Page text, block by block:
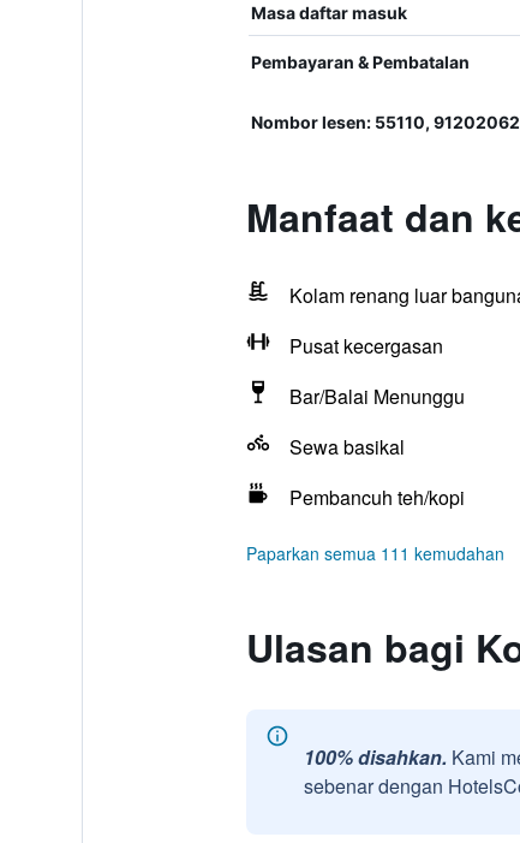
Masa daftar masuk
Pembayaran & Pembatalan
Nombor lesen: 55110,
Manfaat dan
Kolam renang luar
Pusat kecergasan
Bar/Balai Menunggu
Sewa basikal
Pembancuh teh/kopi
Paparkan semua 111 kemudahan
Ulasan bagi
100% disahkan. Kami
sebenar dengan